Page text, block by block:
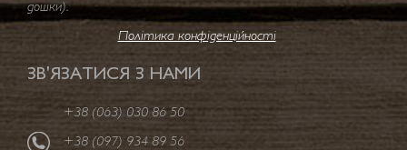
дошки).
Політика конфіденційності
ЗВ'ЯЗАТИСЯ З НАМИ
+38 (063) 030 86 50
+38 (097) 934 89 56